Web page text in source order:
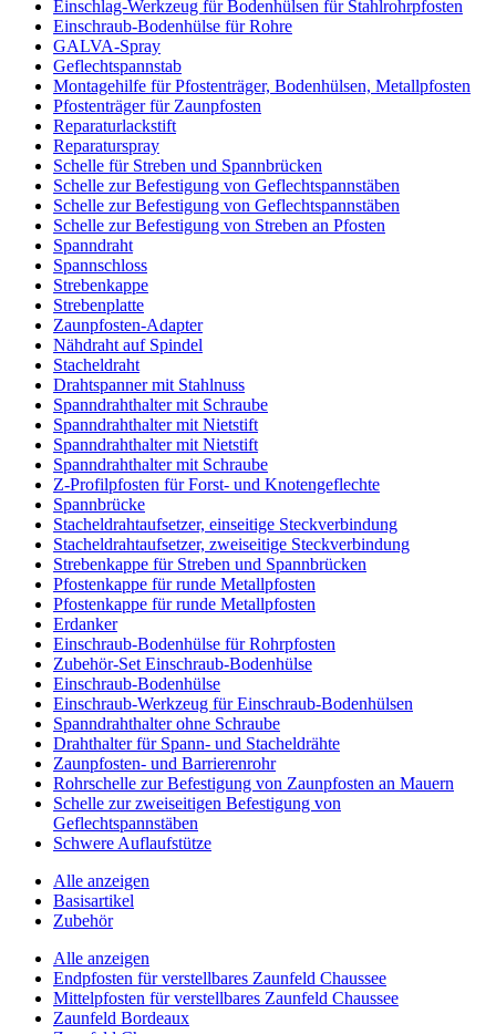
Einschlag-Werkzeug für Bodenhülsen für Stahlrohrpfosten
Einschraub-Bodenhülse für Rohre
GALVA-Spray
Geflechtspannstab
Montagehilfe für Pfostenträger, Bodenhülsen, Metallpfosten
Pfostenträger für Zaunpfosten
Reparaturlackstift
Reparaturspray
Schelle für Streben und Spannbrücken
Schelle zur Befestigung von Geflechtspannstäben
Schelle zur Befestigung von Geflechtspannstäben
Schelle zur Befestigung von Streben an Pfosten
Spanndraht
Spannschloss
Strebenkappe
Strebenplatte
Zaunpfosten-Adapter
Nähdraht auf Spindel
Stacheldraht
Drahtspanner mit Stahlnuss
Spanndrahthalter mit Schraube
Spanndrahthalter mit Nietstift
Spanndrahthalter mit Nietstift
Spanndrahthalter mit Schraube
Z-Profilpfosten für Forst- und Knotengeflechte
Spannbrücke
Stacheldrahtaufsetzer, einseitige Steckverbindung
Stacheldrahtaufsetzer, zweiseitige Steckverbindung
Strebenkappe für Streben und Spannbrücken
Pfostenkappe für runde Metallpfosten
Pfostenkappe für runde Metallpfosten
Erdanker
Einschraub-Bodenhülse für Rohrpfosten
Zubehör-Set Einschraub-Bodenhülse
Einschraub-Bodenhülse
Einschraub-Werkzeug für Einschraub-Bodenhülsen
Spanndrahthalter ohne Schraube
Drahthalter für Spann- und Stacheldrähte
Zaunpfosten- und Barrierenrohr
Rohrschelle zur Befestigung von Zaunpfosten an Mauern
Schelle zur zweiseitigen Befestigung von
Geflechtspannstäben
Schwere Auflaufstütze
Alle anzeigen
Basisartikel
Zubehör
Alle anzeigen
Endpfosten für verstellbares Zaunfeld Chaussee
Mittelpfosten für verstellbares Zaunfeld Chaussee
Zaunfeld Bordeaux